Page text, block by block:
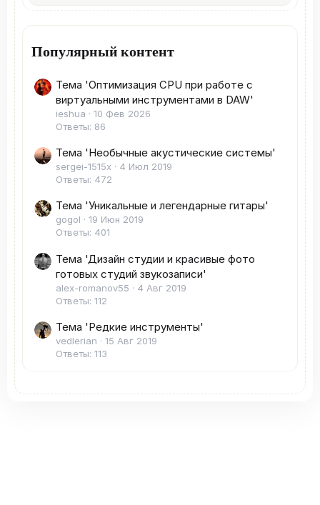
Популярный контент
Тема 'Оптимизация CPU при работе с
виртуальными инструментами в DAW'
ieshua
10 Фев 2026
Ответы: 86
Тема 'Необычные акустические системы'
sergei-1515x
4 Июл 2019
Ответы: 472
Тема 'Уникальные и легендарные гитары'
gogol
19 Июн 2019
Ответы: 401
Тема 'Дизайн студии и красивые фото
готовых студий звукозаписи'
alex-romanov55
4 Авг 2019
Ответы: 112
Тема 'Редкие инструменты'
vedlerian
15 Авг 2019
Ответы: 113